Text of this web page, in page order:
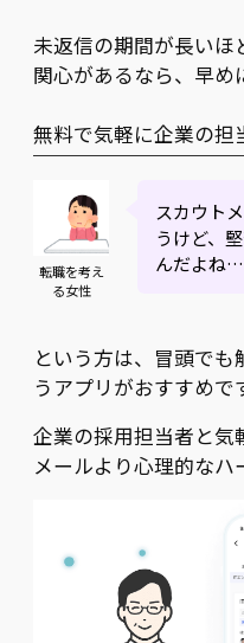
未返信の期間が長い
関心があるなら、早め
無料で気軽に企業の担
転職を考え
る女性
スカウト
うけど、
んだよね…
という方は、冒頭でも
うアプリがおすすめで
企業の採用担当者と気
メールより心理的なハ